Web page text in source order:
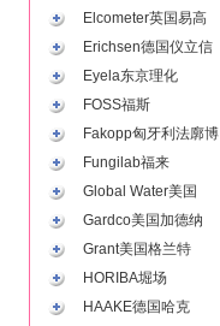
Elcometer英国易高
Erichsen德国仪立信
Eyela东京理化
FOSS福斯
Fakopp匈牙利法廓博
Fungilab福来
Global Water美国
Gardco美国加德纳
Grant美国格兰特
HORIBA堀场
HAAKE德国哈克